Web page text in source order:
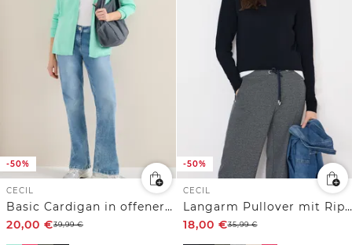
-50%
CECIL
Basic Cardigan in offener Passform
20,00 €39,99€
-50%
CECIL
Langarm Pullover mit Rippdetail
18,00 €35,99€